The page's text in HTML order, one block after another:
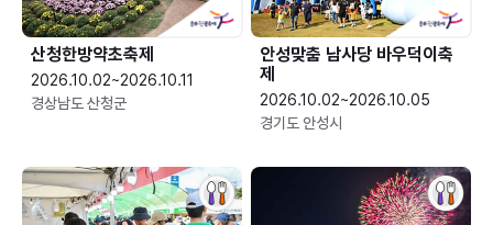
산청한방약초축제
2026.10.02~2026.10.11
경상남도 산청군
안성맞춤 남사당 바우덕이축
제
2026.10.02~2026.10.05
경기도 안성시